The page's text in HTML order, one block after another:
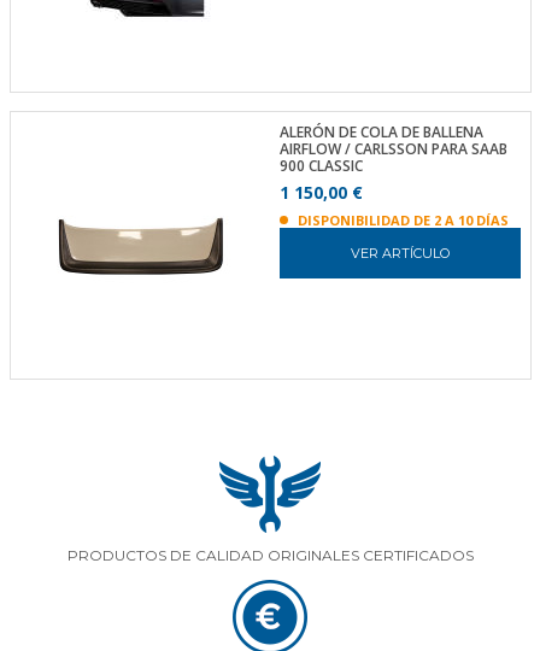
ALERÓN DE COLA DE BALLENA
AIRFLOW / CARLSSON PARA SAAB
900 CLASSIC
1 150,00 €
DISPONIBILIDAD DE 2 A 10 DÍAS
VER ARTÍCULO
PRODUCTOS DE CALIDAD ORIGINALES CERTIFICADOS